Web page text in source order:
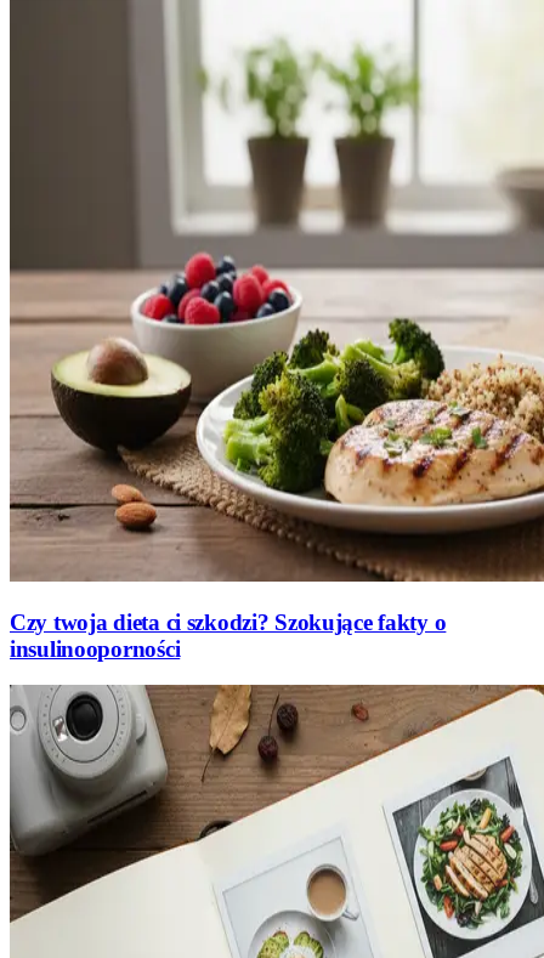
Czy twoja dieta ci szkodzi? Szokujące fakty o
insulinooporności